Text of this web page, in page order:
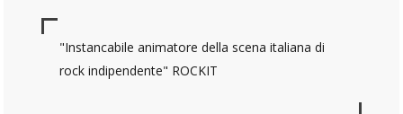
"Instancabile animatore della scena italiana di
rock indipendente" ROCKIT